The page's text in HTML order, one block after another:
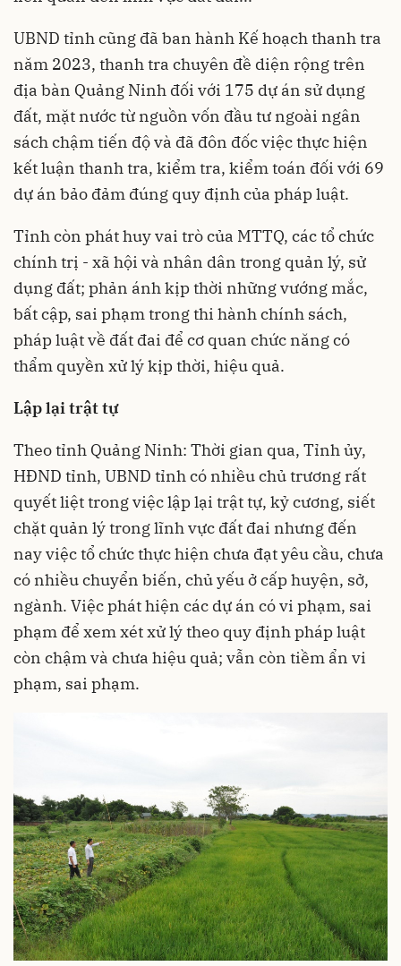
UBND tỉnh cũng đã ban hành Kế hoạch thanh tra
năm 2023, thanh tra chuyên đề diện rộng trên
địa bàn Quảng Ninh đối với 175 dự án sử dụng
đất, mặt nước từ nguồn vốn đầu tư ngoài ngân
sách chậm tiến độ và đã đôn đốc việc thực hiện
kết luận thanh tra, kiểm tra, kiểm toán đối với 69
dự án bảo đảm đúng quy định của pháp luật.
Tỉnh còn phát huy vai trò của MTTQ, các tổ chức
chính trị - xã hội và nhân dân trong quản lý, sử
dụng đất; phản ánh kịp thời những vướng mắc,
bất cập, sai phạm trong thi hành chính sách,
pháp luật về đất đai để cơ quan chức năng có
thẩm quyền xử lý kịp thời, hiệu quả.
Lập lại trật tự
Theo tỉnh Quảng Ninh: Thời gian qua, Tỉnh ủy,
HĐND tỉnh, UBND tỉnh có nhiều chủ trương rất
quyết liệt trong việc lập lại trật tự, kỷ cương, siết
chặt quản lý trong lĩnh vực đất đai nhưng đến
nay việc tổ chức thực hiện chưa đạt yêu cầu, chưa
có nhiều chuyển biến, chủ yếu ở cấp huyện, sở,
ngành. Việc phát hiện các dự án có vi phạm, sai
phạm để xem xét xử lý theo quy định pháp luật
còn chậm và chưa hiệu quả; vẫn còn tiềm ẩn vi
phạm, sai phạm.